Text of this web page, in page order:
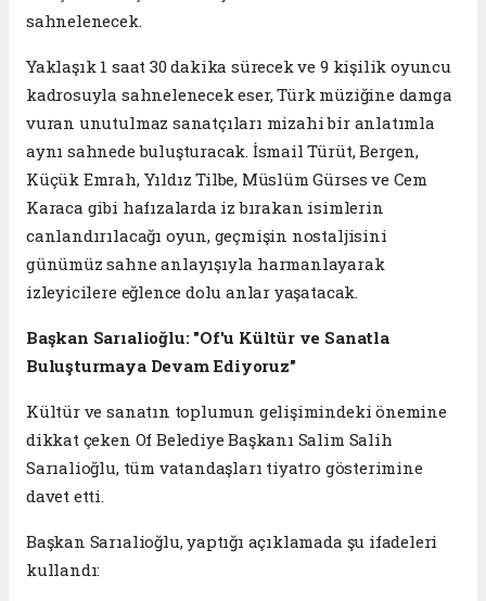
sahnelenecek.
Yaklaşık 1 saat 30 dakika sürecek ve 9 kişilik oyuncu
kadrosuyla sahnelenecek eser, Türk müziğine damga
vuran unutulmaz sanatçıları mizahi bir anlatımla
aynı sahnede buluşturacak. İsmail Türüt, Bergen,
Küçük Emrah, Yıldız Tilbe, Müslüm Gürses ve Cem
Karaca gibi hafızalarda iz bırakan isimlerin
canlandırılacağı oyun, geçmişin nostaljisini
günümüz sahne anlayışıyla harmanlayarak
izleyicilere eğlence dolu anlar yaşatacak.
Başkan Sarıalioğlu: "Of'u Kültür ve Sanatla
Buluşturmaya Devam Ediyoruz"
Kültür ve sanatın toplumun gelişimindeki önemine
dikkat çeken Of Belediye Başkanı Salim Salih
Sarıalioğlu, tüm vatandaşları tiyatro gösterimine
davet etti.
Başkan Sarıalioğlu, yaptığı açıklamada şu ifadeleri
kullandı: